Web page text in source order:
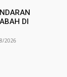
DI
2026